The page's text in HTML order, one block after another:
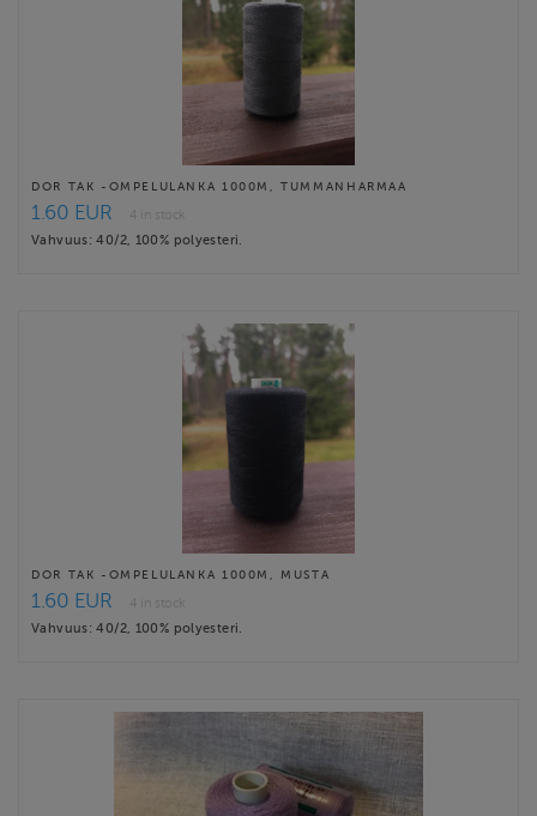
DOR TAK -OMPELULANKA 1000M, TUMMANHARMAA
1.60 EUR
4 in stock
Vahvuus: 40/2, 100% polyesteri.
DOR TAK -OMPELULANKA 1000M, MUSTA
1.60 EUR
4 in stock
Vahvuus: 40/2, 100% polyesteri.